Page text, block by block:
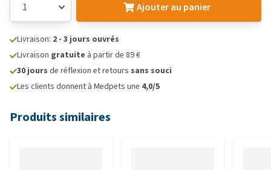
Ajouter au panier
Livraison: 2 - 3 jours ouvrés
Livraison gratuite à partir de 89 €
30 jours de réflexion et retours sans souci
Les clients donnent à Medpets une 4,0/5
Produits similaires